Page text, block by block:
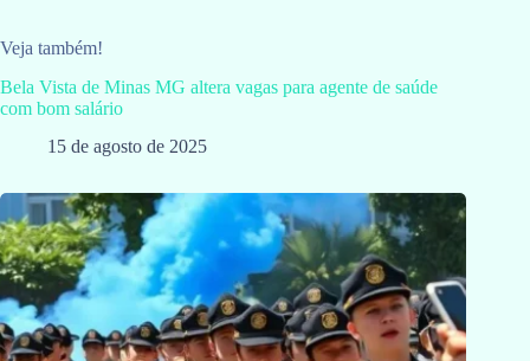
Veja também!
Bela Vista de Minas MG altera vagas para agente de saúde
com bom salário
15 de agosto de 2025